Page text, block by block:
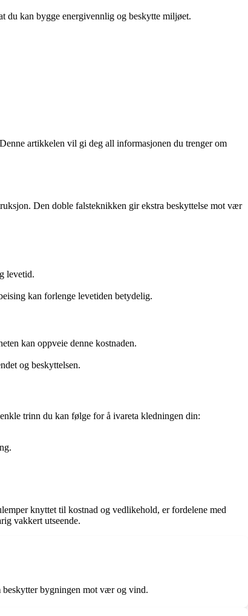
du kan bygge energivennlig og beskytte miljøet.
artikkelen vil gi deg all informasjonen du trenger om
Den doble falsteknikken gir ekstra beskyttelse mot vær
levetid.
kan forlenge levetiden betydelig.
kan oppveie denne kostnaden.
og beskyttelsen.
trinn du kan følge for å ivareta kledningen din:
knyttet til kostnad og vedlikehold, er fordelene med
vakkert utseende.
beskytter bygningen mot vær og vind.